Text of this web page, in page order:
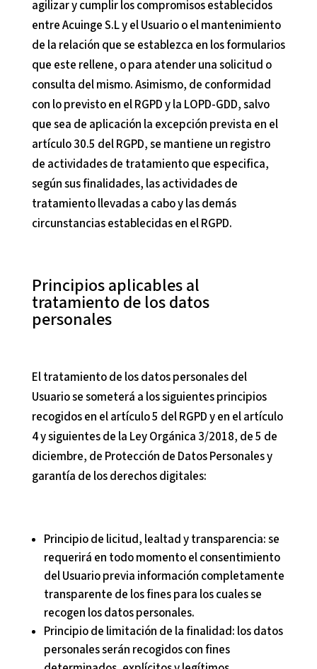
agilizar y cumplir los compromisos establecidos
entreAcuinge S.Ly el Usuario o el mantenimiento
de la relación que se establezca en los formularios
que este rellene, o para atender una solicitud o
consulta del mismo. Asimismo, de conformidad
con lo previsto en el RGPD y la LOPD-GDD, salvo
que sea de aplicación la excepción prevista en el
artículo 30.5 del RGPD, se mantiene un registro
de actividades de tratamiento que especifica,
según sus finalidades, las actividades de
tratamiento llevadas a cabo y las demás
circunstancias establecidas en el RGPD.
Principios aplicables al
tratamiento de los datos
personales
El tratamiento de los datos personales del
Usuario se someterá a los siguientes principios
recogidos en el artículo 5 del RGPD y en el artículo
4 y siguientes de la Ley Orgánica 3/2018, de 5 de
diciembre, de Protección de Datos Personales y
garantía de los derechos digitales:
Principio de licitud, lealtad y transparencia: se
requerirá en todo momento el consentimiento
del Usuario previa información completamente
transparente de los fines para los cuales se
recogen los datos personales.
Principio de limitación de la finalidad: los datos
personales serán recogidos con fines